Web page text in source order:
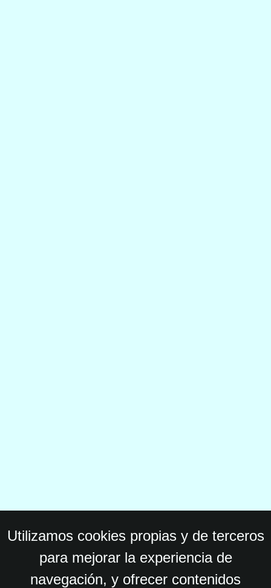
Utilizamos cookies propias y de terceros
para mejorar la experiencia de
navegación, y ofrecer contenidos